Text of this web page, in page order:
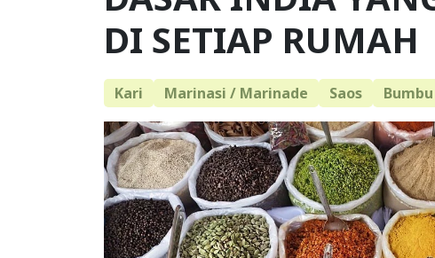
DI SETIAP RUMAH
Kari Marinasi / Marinade Saos